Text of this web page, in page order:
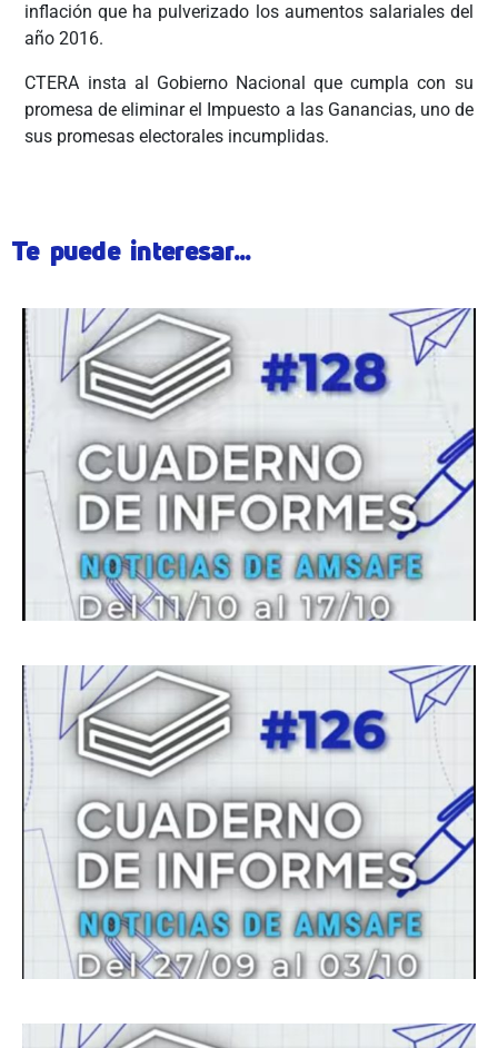
inflación que ha pulverizado los aumentos salariales del
año 2016.
CTERA insta al Gobierno Nacional que cumpla con su
promesa de eliminar el Impuesto a las Ganancias, uno de
sus promesas electorales incumplidas.
Te puede interesar...